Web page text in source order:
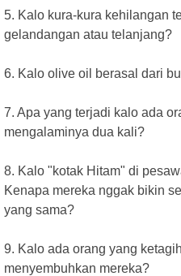
5. Kalo kura-kura kehilangan
gelandangan atau telanjang?
6. Kalo olive oil berasal dari
7. Apa yang terjadi kalo ada
mengalaminya dua kali?
8. Kalo "kotak Hitam" di
Kenapa mereka nggak bikin
yang sama?
9. Kalo ada orang yang
menyembuhkan mereka?